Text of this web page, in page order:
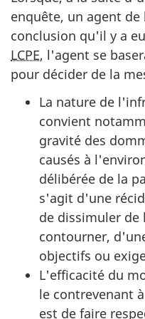
enquête, un agent
conclusion qu'il y a
LCPE, l'agent se
pour décider de la
La nature de
convient
gravité des
causés à
délibérée de la
s'agit d'une
de dissimuler
contourner,
objectifs ou
L'efficacité du
le contrevenant
est de faire